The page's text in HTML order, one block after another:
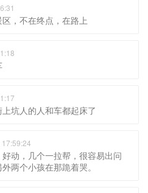
，不在终点，在路上
坑人的人和车都起床了
动，几个一拉帮，很容易出问
两个小孩在那跪着哭。